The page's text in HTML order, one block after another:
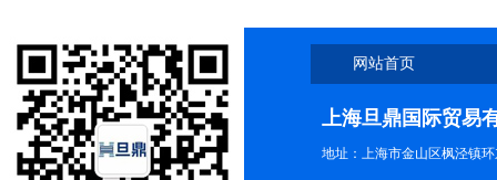
网站首页
上海旦鼎国际贸易
地址：上海市金山区枫泾镇